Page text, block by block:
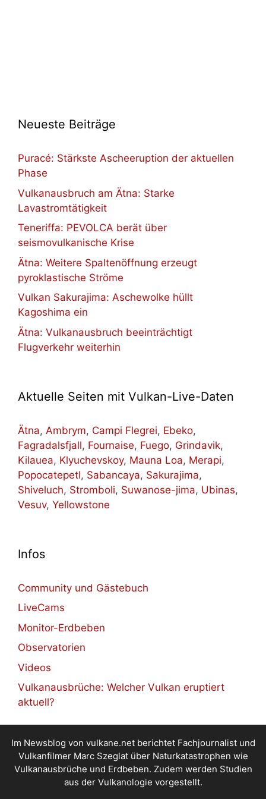
Neueste Beiträge
Puracé: Stärkste Ascheeruption der aktuellen
Phase
Vulkanausbruch am Ätna: Starke
Lavastromtätigkeit
Teneriffa: PEVOLCA berät über
seismovulkanische Krise
Ätna: Weitere Spaltenöffnung erzeugt
pyroklastische Ströme
Vulkan Sakurajima: Aschewolke hüllt
Kagoshima ein
Ätna: Vulkanausbruch beeinträchtigt
Flugverkehr weiterhin
Aktuelle Seiten mit Vulkan-Live-Daten
Ätna, Ambrym, Campi Flegrei, Ebeko,
Fagradalsfjall, Fournaise, Fuego, Grindavik,
Kilauea, Klyuchevskoy, Mauna Loa, Merapi,
Popocatepetl, Sabancaya, Sakurajima,
Shiveluch, Stromboli, Suwanose-jima, Ubinas,
Vesuv, Yellowstone
Infos
Community und Gästebuch
LiveCams
Monitor-Erdbeben
Observatorien
Videos
Vulkanausbrüche: Welcher Vulkan eruptiert
aktuell?
Im Newsblog von vulkane.net berichtet Fachjournalist und
Vulkanfilmer Marc Szeglat über Naturkatastrophen wie
Vulkanausbrüche und Erdbeben. Zudem werden Studien
aus der Vulkanologie vorgestellt.